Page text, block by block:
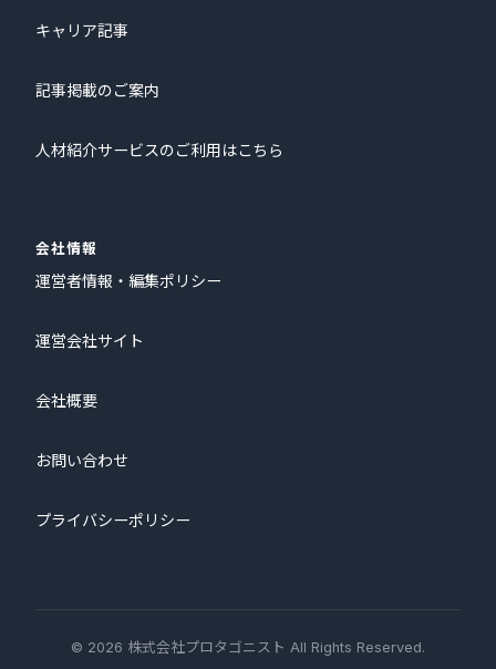
キャリア記事
記事掲載のご案内
人材紹介サービスのご利用はこちら
会社情報
運営者情報・編集ポリシー
運営会社サイト
会社概要
お問い合わせ
プライバシーポリシー
© 2026 株式会社プロタゴニスト All Rights Reserved.